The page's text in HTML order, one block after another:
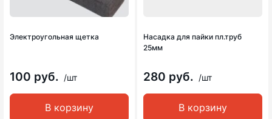
Электроугольная щетка
100 руб. /шт
В корзину
Насадка для пайки пл.труб
25мм
280 руб. /шт
В корзину